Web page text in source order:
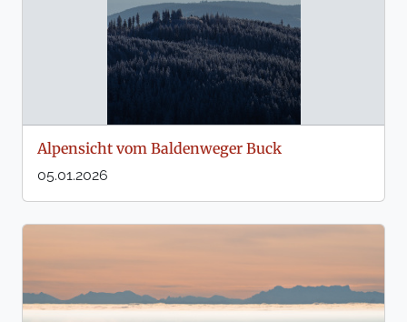
Alpensicht vom Baldenweger Buck
05.01.2026